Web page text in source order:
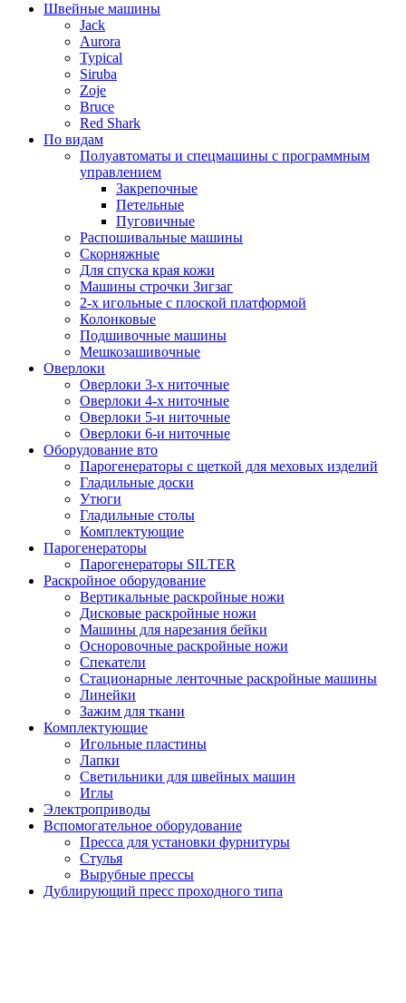
Швейные машины
Jack
Aurora
Typical
Siruba
Zoje
Bruce
Red Shark
По видам
Полуавтоматы и спецмашины с программным
управлением
Закрепочные
Петельные
Пуговичные
Распошивальные машины
Скорняжные
Для спуска края кожи
Машины строчки Зигзаг
2-х игольные с плоской платформой
Колонковые
Подшивочные машины
Мешкозашивочные
Оверлоки
Оверлоки 3-х ниточные
Оверлоки 4-х ниточные
Оверлоки 5-и ниточные
Оверлоки 6-и ниточные
Оборудование вто
Парогенераторы с щеткой для меховых изделий
Гладильные доски
Утюги
Гладильные столы
Комплектующие
Парогенераторы
Парогенераторы SILTER
Раскройное оборудование
Вертикальные раскройные ножи
Дисковые раскройные ножи
Машины для нарезания бейки
Осноровочные раскройные ножи
Спекатели
Стационарные ленточные раскройные машины
Линейки
Зажим для ткани
Комплектующие
Игольные пластины
Лапки
Светильники для швейных машин
Иглы
Электроприводы
Вспомогательное оборудование
Пресса для установки фурнитуры
Стулья
Вырубные прессы
Дублирующий пресс проходного типа